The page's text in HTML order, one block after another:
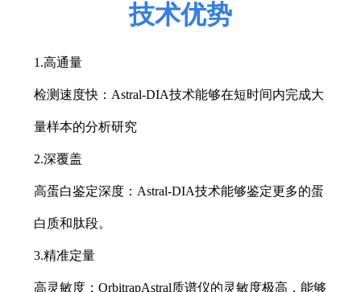
技术优势
1.高通量
检测速度快： Astral-DIA技术能够在短时间内完成大
量样本的分析研究
2.深覆盖
高蛋白鉴定深度： Astral-DIA技术能够鉴定更多的蛋
白质和肽段。
3.精准定量
高灵敏度：OrbitrapAstral质谱仪的灵敏度极高，能够